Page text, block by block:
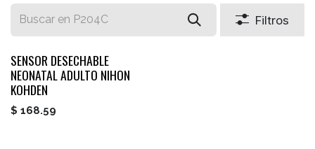
Filtros
SENSOR DESECHABLE
NEONATAL ADULTO NIHON
KOHDEN
$ 168.59